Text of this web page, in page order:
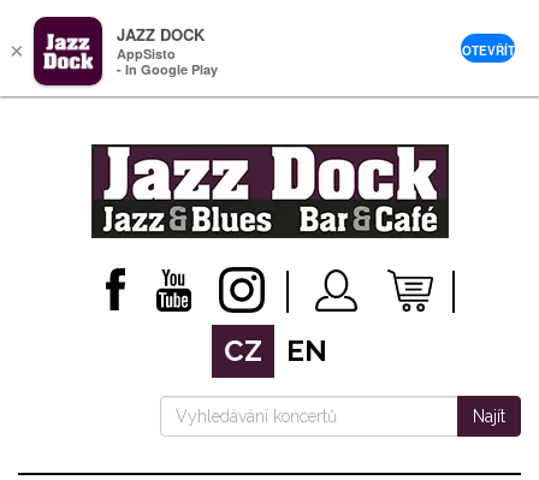
CZ EN
Najít
×
JAZZ DOCK
AppSisto
- In Google Play
OTEVŘÍT